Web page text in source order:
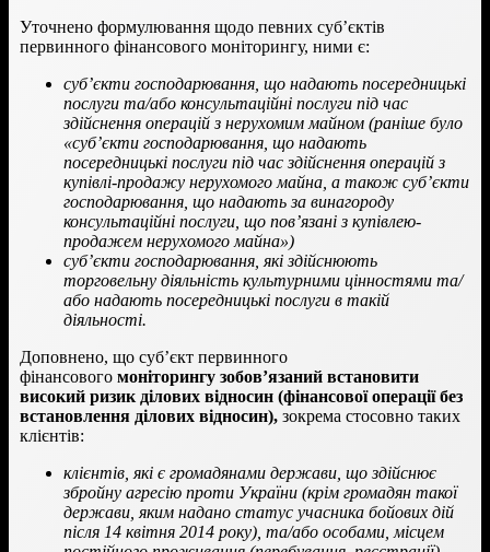
Уточнено формулювання щодо певних суб’єктів
первинного фінансового моніторингу, ними є:
суб’єкти господарювання, що надають посередницькі
послуги та/або консультаційні послуги під час
здійснення операцій з нерухомим майном (раніше було
«суб’єкти господарювання, що надають
посередницькі послуги під час здійснення операцій з
купівлі-продажу нерухомого майна, а також суб’єкти
господарювання, що надають за винагороду
консультаційні послуги, що пов’язані з купівлею-
продажем нерухомого майна»)
суб’єкти господарювання, які здійснюють
торговельну діяльність культурними цінностями та/
або надають посередницькі послуги в такій
діяльності.
Доповнено, що суб’єкт первинного
фінансового моніторингу зобов’язаний встановити
високий ризик ділових відносин (фінансової операції без
встановлення ділових відносин), зокрема стосовно таких
клієнтів:
клієнтів, які є громадянами держави, що здійснює
збройну агресію проти України (крім громадян такої
держави, яким надано статус учасника бойових дій
після 14 квітня 2014 року), та/або особами, місцем